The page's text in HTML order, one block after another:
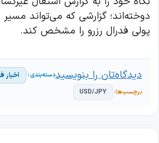
دوخته‌اند؛ گزارشی که می‌تواند
پولی فدرال رزرو را مشخص کند.
اخبار
USD/JPY
دیدگاه‌تان را بنویسید